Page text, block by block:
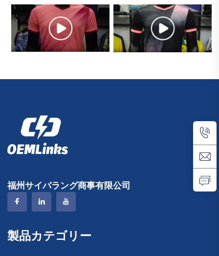
福州サイパラング商事有限公司
製品カテゴリー